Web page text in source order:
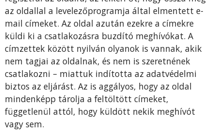
az oldallal a levelezőprogramja által elmentett e-
mail címeket. Az oldal azután ezekre a címekre
küldi ki a csatlakozásra buzdító meghívókat. A
címzettek között nyilván olyanok is vannak, akik
nem tagjai az oldalnak, és nem is szeretnének
csatlakozni – miattuk indította az adatvédelmi
biztos az eljárást. Az is aggályos, hogy az oldal
mindenképp tárolja a feltöltött címeket,
függetlenül attól, hogy küldött nekik meghívót
vagy sem.